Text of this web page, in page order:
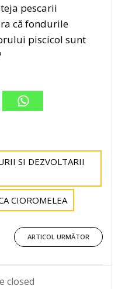
pescarii
că fondurile
piscicol sunt
SI DEZVOLTARII
CIOROMELEA
PostARTICOL URMĂTOR
closed